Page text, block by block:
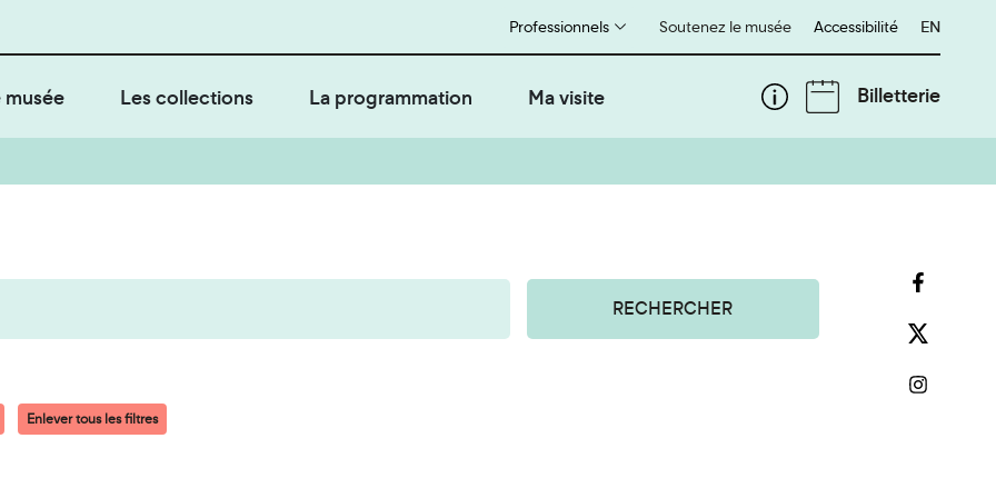
Soutenez le musée
Professionnels Accessibilité English
EN
musée Les collections La programmation Ma visite Billetterie
RECHERCHER
Enlever tous les filtres